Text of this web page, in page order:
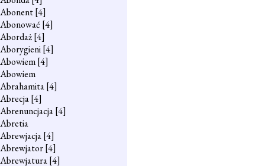
Abonent[4]
Abonować [4]
Abordaż[4]
Aborygieni[4]
Abowiem[4]
Abowiem
Abrahamita[4]
Abrecja[4]
Abrenuncjacja[4]
Abretia
Abrewjacja[4]
Abrewjator[4]
Abrewjatura[4]